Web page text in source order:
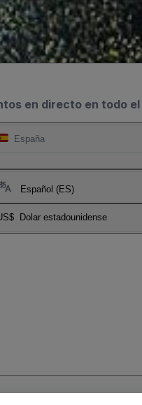
en directo en todo el
España
Español (ES)
Dolar estadounidense